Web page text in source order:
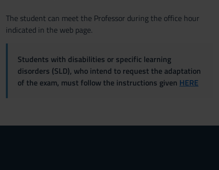
The student can meet the Professor during the office hour
indicated in the web page.
Students with disabilities or specific learning
disorders (SLD), who intend to request the adaptation
of the exam, must follow the instructions given HERE